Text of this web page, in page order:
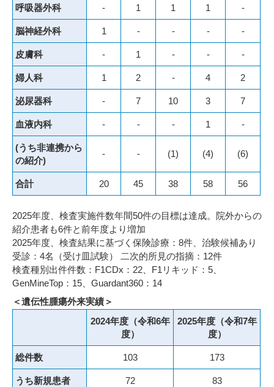
呼吸器外科 - 1 1 1 -
脳神経外科 1 - - - -
皮膚科 - 1 - - -
婦人科 1 2 - 4 2
泌尿器科 - 7 10 3 7
血液内科 - - - 1 -
(うち非連携から
の紹介)
- - (1) (4) (6)
合計 20 45 38 58 56
2025年度、検査実施件数年間50件の目標は達成。院外からの
紹介患者も6件と前年度より増加
2025年度、検査結果に基づく保険診療：8件、治験候補あり
受診：4名（受け皿試験） 二次的所見の指摘：12件
検査種別出件件数：F1CDx：22、F1リキッド：5、
GenMineTop：15、Guardant360：14
＜遺伝性腫瘍外来実績＞
2024年度（令和6年
度）
2025年度（令和7年
度）
総件数 103 173
うち新規患者 72 83